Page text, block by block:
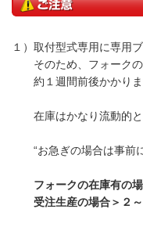
１）取付型式専用に専用
そのため、フォークの
約１週間前後かかりま
在庫はかなり流動的と
“お急ぎの場合は事前
フォークの在庫有の
受注生産の場合＞２～